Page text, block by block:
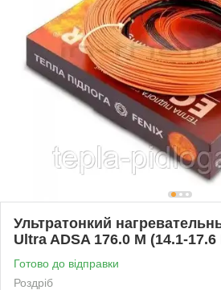
Ультратонкий
Ultra ADSA 176.0 М (14.1-17.6
Готово до відправки
Роздріб